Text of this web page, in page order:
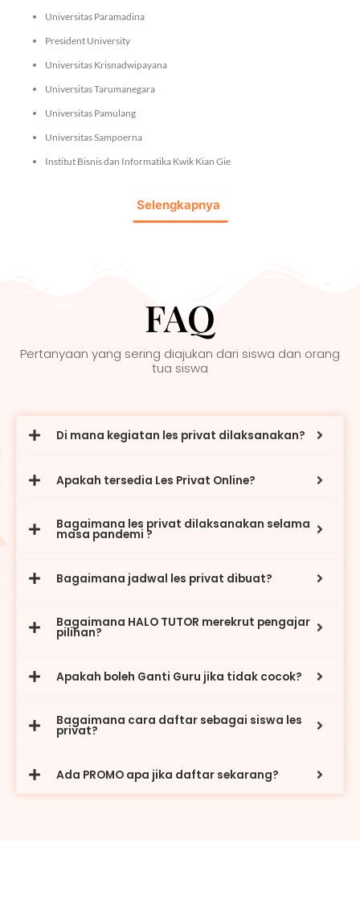
Universitas Paramadina
President University
Universitas Krisnadwipayana
Universitas Tarumanegara
Universitas Pamulang
Universitas Sampoerna
Institut Bisnis dan Informatika Kwik Kian Gie
Selengkapnya
FAQ
Pertanyaan yang sering diajukan dari siswa dan orang
tua siswa
Di mana kegiatan les privat dilaksanakan?
Apakah tersedia Les Privat Online?
Bagaimana les privat dilaksanakan selama
masa pandemi ?
Bagaimana jadwal les privat dibuat?
Bagaimana HALO TUTOR merekrut pengajar
pilihan?
Apakah boleh Ganti Guru jika tidak cocok?
Bagaimana cara daftar sebagai siswa les
privat?
Ada PROMO apa jika daftar sekarang?